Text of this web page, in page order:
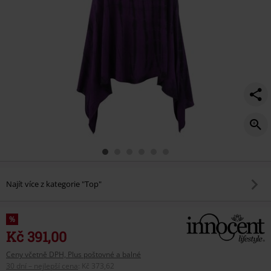
Najít více z kategorie "Top"
%
Kč 391,00
Ceny včetně DPH, Plus poštovné a balné
30 dní – nejlepší cena
Kč 373,62